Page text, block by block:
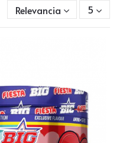
Relevancia 5